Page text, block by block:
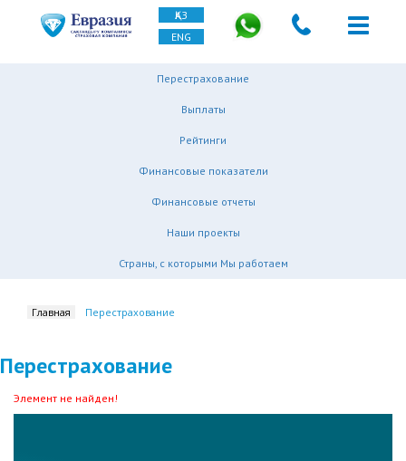
ҚАЗ
ENG
Перестрахование
Выплаты
Рейтинги
Финансовые показатели
Финансовые отчеты
Наши проекты
Страны, с которыми Мы работаем
Главная Перестрахование
Перестрахование
Элемент не найден!